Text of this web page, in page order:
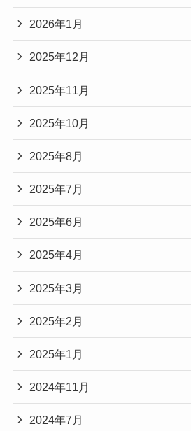
2026年1月
2025年12月
2025年11月
2025年10月
2025年8月
2025年7月
2025年6月
2025年4月
2025年3月
2025年2月
2025年1月
2024年11月
2024年7月